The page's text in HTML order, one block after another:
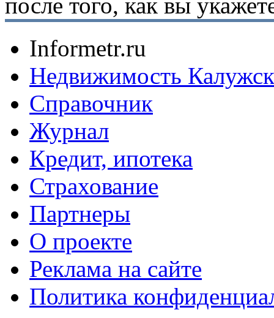
после того, как вы
Informetr.ru
Недвижимость
Справочник
Журнал
Кредит, ипотека
Страхование
Партнеры
O проекте
Реклама на сайте
Политика